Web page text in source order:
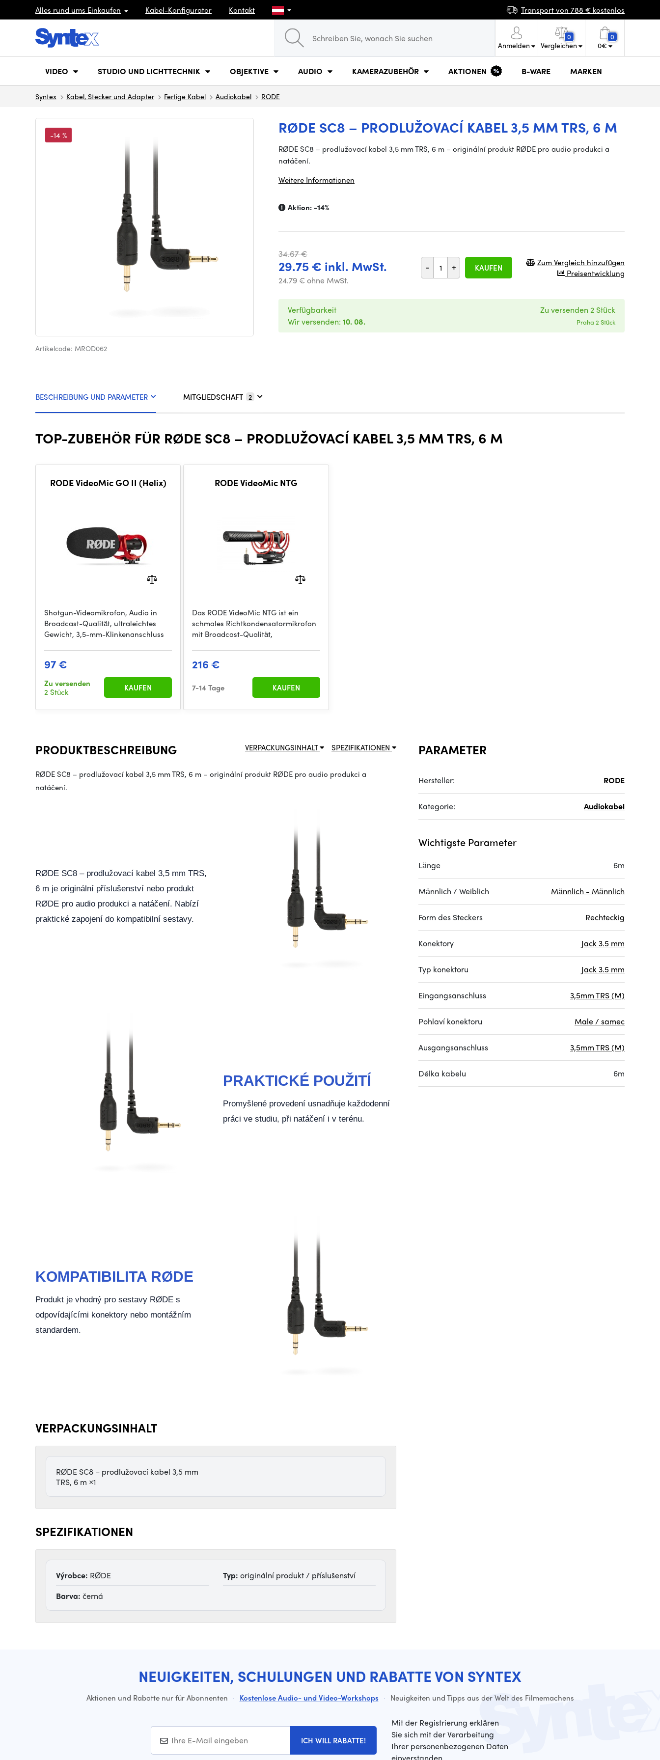
Alles rund ums Einkaufen Kabel-Konfigurator Kontakt Transport von 788 € kostenlos
Anmelden
0
Vergleichen
0
0€
VIDEO STUDIO UND LICHTTECHNIK OBJEKTIVE AUDIO KAMERAZUBEHÖR AKTIONEN B-WARE MARKEN
Syntex Kabel, Stecker und Adapter Fertige Kabel Audiokabel RODE
RØDE SC8 – PRODLUŽOVACÍ KABEL 3,5 MM TRS, 6 M
-14 %
Artikelcode: MROD062
RØDE SC8 – prodlužovací kabel 3,5 mm TRS, 6 m – originální produkt RØDE pro audio produkci a
natáčení.
Weitere Informationen
Aktion:-14%
34.67 €
29.75 € inkl. MwSt.
24.79 € ohne MwSt.
- + KAUFEN
Zum Vergleich hinzufügen
Preisentwicklung
Verfügbarkeit
Wir versenden: 10. 08.
Zu versenden 2 Stück
Praha 2 Stück
BESCHREIBUNG UND PARAMETER MITGLIEDSCHAFT 2
TOP-ZUBEHÖR FÜR RØDE SC8 – PRODLUŽOVACÍ KABEL 3,5 MM TRS, 6 M
RODE VideoMic GO II (Helix)
Shotgun-Videomikrofon, Audio in
Broadcast-Qualität, ultraleichtes
Gewicht, 3,5-mm-Klinkenanschluss
97 €
Zu versenden
2 Stück
KAUFEN
RODE VideoMic NTG
Das RODE VideoMic NTG ist ein
schmales Richtkondensatormikrofon
mit Broadcast-Qualität,
216 €
7-14 Tage KAUFEN
SPEZIFIKATIONEN
VERPACKUNGSINHALT
PRODUKTBESCHREIBUNG
RØDE SC8 – prodlužovací kabel 3,5 mm TRS, 6 m – originální produkt RØDE pro audio produkci a
natáčení.
RØDE SC8 – prodlužovací kabel 3,5 mm TRS,
6 m je originální příslušenství nebo produkt
RØDE pro audio produkci a natáčení. Nabízí
praktické zapojení do kompatibilní sestavy.
PRAKTICKÉ POUŽITÍ
Promyšlené provedení usnadňuje každodenní
práci ve studiu, při natáčení i v terénu.
KOMPATIBILITA RØDE
Produkt je vhodný pro sestavy RØDE s
odpovídajícími konektory nebo montážním
standardem.
VERPACKUNGSINHALT
RØDE SC8 – prodlužovací kabel 3,5 mm
TRS, 6 m ×1
SPEZIFIKATIONEN
Výrobce: RØDE Typ: originální produkt / příslušenství
Barva: černá
PARAMETER
Hersteller: RODE
Kategorie: Audiokabel
Wichtigste Parameter
Länge 6m
Männlich / Weiblich Männlich - Männlich
Form des Steckers Rechteckig
Konektory Jack 3.5 mm
Typ konektoru Jack 3.5 mm
Eingangsanschluss 3,5mm TRS (M)
Pohlaví konektoru Male / samec
Ausgangsanschluss 3,5mm TRS (M)
Délka kabelu 6m
NEUIGKEITEN, SCHULUNGEN UND RABATTE VON SYNTEX
Aktionen und Rabatte nur für Abonnenten · Kostenlose Audio- und Video-Workshops · Neuigkeiten und Tipps aus der Welt des Filmemachens
ICH WILL RABATTE!
Mit der Registrierung erklären
Sie sich mit der Verarbeitung
Ihrer personenbezogenen Daten
einverstanden